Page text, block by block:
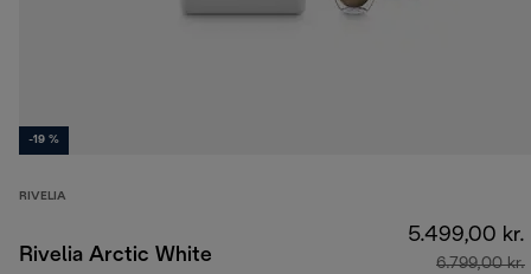
-19 %
RIVELIA
Rivelia Arctic White
5.499,00 kr.
6.799,00 kr.